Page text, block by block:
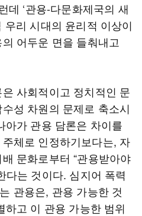
데 ‘관용-다문화제국의 새
우리 시대의 윤리적 이상이
어두운 면을 들춰내고
사회적이고 정치적인 문
성 차원의 문제로 축소시
아가 관용 담론은 차이를
체로 인정하기보다는, 자
문화로부터 “관용받아야
다는 것이다. 심지어 폭력
관용은, 관용 가능한 것
고 이 관용 가능한 범위